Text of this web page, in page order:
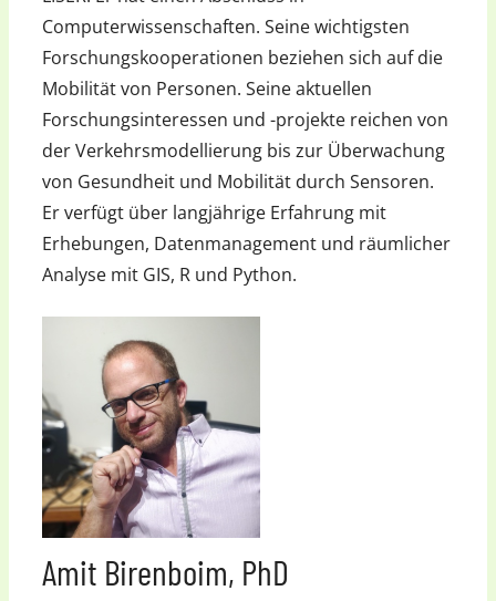
Computerwissenschaften. Seine wichtigsten
Forschungskooperationen beziehen sich auf die
Mobilität von Personen. Seine aktuellen
Forschungsinteressen und -projekte reichen von
der Verkehrsmodellierung bis zur Überwachung
von Gesundheit und Mobilität durch Sensoren.
Er verfügt über langjährige Erfahrung mit
Erhebungen, Datenmanagement und räumlicher
Analyse mit GIS, R und Python.
Amit Birenboim, PhD